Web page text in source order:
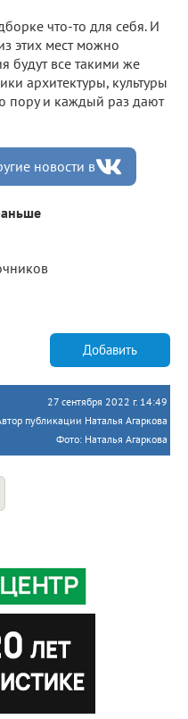
что-то для себя. И
этих мест можно
будут все такими же
архитектуры, культуры
пору и каждый раз дают
новости в
Добавить
27 сентября 2022 г. 14:49
публикации Наталья Агаркова
Фото: Наталья Агаркова